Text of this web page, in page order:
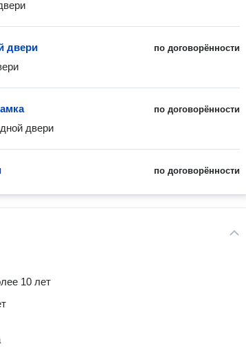
по договорённости
двери
по договорённости
двери
по договорённости
10 лет